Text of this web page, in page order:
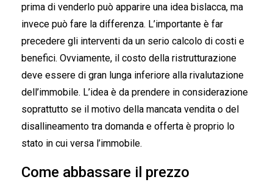
prima di venderlo può apparire una idea bislacca, ma
invece può fare la differenza. L’importante è far
precedere gli interventi da un serio calcolo di costi e
benefici. Ovviamente, il costo della ristrutturazione
deve essere di gran lunga inferiore alla rivalutazione
dell’immobile. L’idea è da prendere in considerazione
soprattutto se il motivo della mancata vendita o del
disallineamento tra domanda e offerta è proprio lo
stato in cui versa l’immobile.
Come abbassare il prezzo